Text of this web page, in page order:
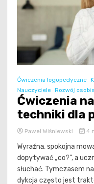
Ćwiczenia logopedyczne
Nauczyciele Rozwój
Ćwiczenia
techniki dla
Paweł Wiśniewski 4
Wyraźna, spokojna
dopytywać „co?”, a
słuchać. Tymczasem
dykcja często jest